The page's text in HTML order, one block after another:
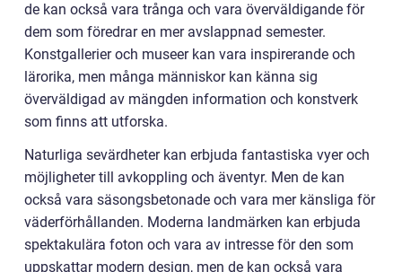
de kan också vara trånga och vara överväldigande för
dem som föredrar en mer avslappnad semester.
Konstgallerier och museer kan vara inspirerande och
lärorika, men många människor kan känna sig
överväldigad av mängden information och konstverk
som finns att utforska.
Naturliga sevärdheter kan erbjuda fantastiska vyer och
möjligheter till avkoppling och äventyr. Men de kan
också vara säsongsbetonade och vara mer känsliga för
väderförhållanden. Moderna landmärken kan erbjuda
spektakulära foton och vara av intresse för den som
uppskattar modern design, men de kan också vara